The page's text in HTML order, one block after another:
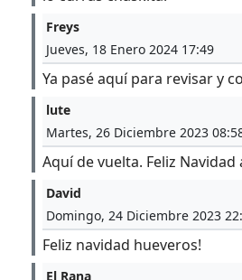
Freys
Jueves, 18 Enero 2024 17:49
Ya pasé aquí para revisar y
lute
Martes, 26 Diciembre 2023
Aquí de vuelta. Feliz Navidad
David
Domingo, 24 Diciembre 2023
Feliz navidad hueveros!
El Rana